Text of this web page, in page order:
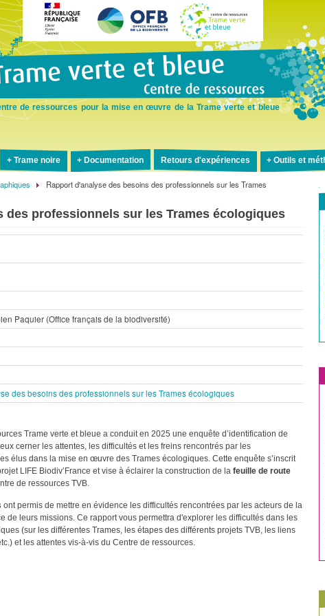
au
contenu
de ressources pour la mise en œuvre de la Trame verte et bleue
Trame noire Documentation Retours d'expériences Outils et
Rapport d'analyse des besoins des professionnels sur les Trames
des professionnels sur les Trames écologiques
Paquier (Office français de la biodiversité)
des besoins des professionnels sur les Trames écologiques
Trame verte et bleue a conduit en 2025 une enquête d’identification de
cerner les attentes, les difficultés et les freins rencontrés par les
élus dans la mise en œuvre des Trames écologiques. Cette enquête s’inscrit
LIFE Biodiv’France et vise à éclairer la construction de la feuille de route
de ressources TVB.
ont permis de mettre en évidence les difficultés rencontrées par les acteurs de la
de leurs missions. Ce rapport vous permettra d'explorer les difficultés dans les
(sur les différentes Trames, les étapes des différents projets TVB, les liens
et les attentes vis-à-vis du Centre de ressources.